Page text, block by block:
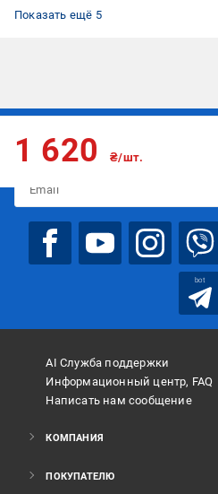
Тюль для спальни
Тюль для зала
Тюль для детской комнаты
Тюль для кухни
Тюль для балкона
Показать ещё 5
1 620 ₴/шт.
Подписывайтесь, чтобы
bot
AI Служба поддержки
Информационный центр, FAQ
Написать нам сообщение
КОМПАНИЯ
ПОКУПАТЕЛЮ